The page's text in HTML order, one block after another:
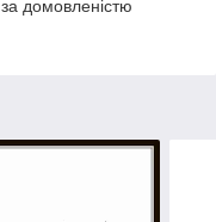
домовленістю